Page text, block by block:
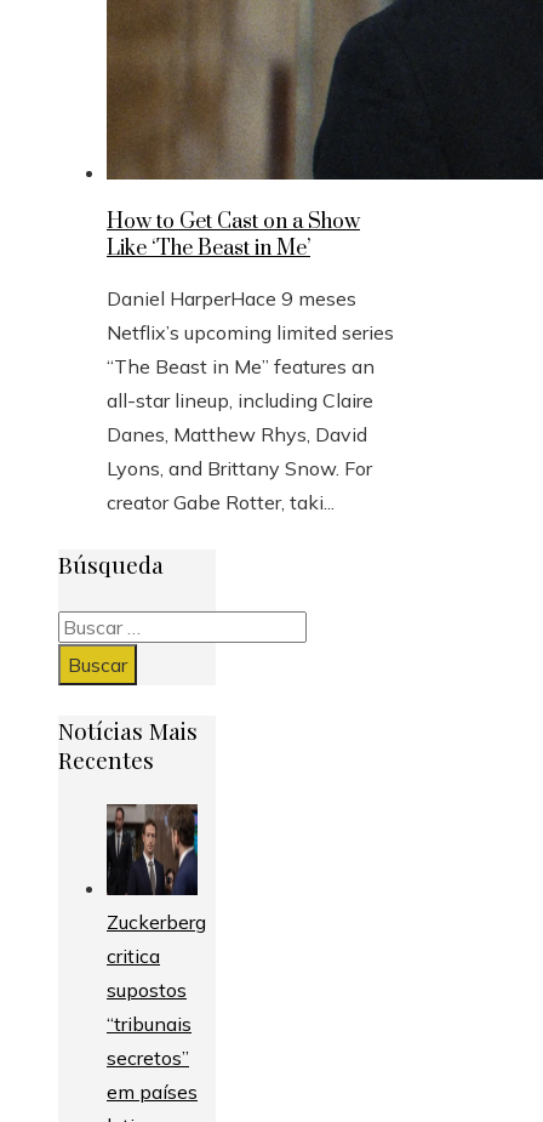
How to Get Cast on a Show
Like ‘The Beast in Me’
Daniel HarperHace 9 meses
Netflix’s upcoming limited series
“The Beast in Me” features an
all-star lineup, including Claire
Danes, Matthew Rhys, David
Lyons, and Brittany Snow. For
creator Gabe Rotter, taki...
Búsqueda
Buscar:
Notícias Mais
Recentes
Zuckerberg
critica
supostos
“tribunais
secretos”
em países